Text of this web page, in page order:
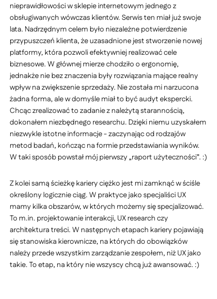
nieprawidłowości w sklepie internetowym jednego z
obsługiwanych wówczas klientów. Serwis ten miał już swoje
lata. Nadrzędnym celem było niezależne potwierdzenie
przypuszczeń klienta, że uzasadnione jest stworzenie nowej
platformy, która pozwoli efektywniej realizować cele
biznesowe. W głównej mierze chodziło o ergonomię,
jednakże nie bez znaczenia były rozwiązania mające realny
wpływ na zwiększenie sprzedaży. Nie została mi narzucona
żadna forma, ale w domyśle miał to być audyt ekspercki.
Chcąc zrealizować to zadanie z należytą starannością,
dokonałem niezbędnego researchu. Dzięki niemu uzyskałem
niezwykle istotne informacje - zaczynając od rodzajów
metod badań, kończąc na formie przedstawiania wyników.
W taki sposób powstał mój pierwszy „raport użyteczności”. :)
Z kolei samą ścieżkę kariery ciężko jest mi zamknąć w ściśle
określony logicznie ciąg. W praktyce jako specjaliści UX
mamy kilka obszarów, w których możemy się specjalizować.
To m.in. projektowanie interakcji, UX research czy
architektura treści. W następnych etapach kariery pojawiają
się stanowiska kierownicze, na których do obowiązków
należy przede wszystkim zarządzanie zespołem, niż UX jako
takie. To etap, na który nie wszyscy chcą już awansować. :)